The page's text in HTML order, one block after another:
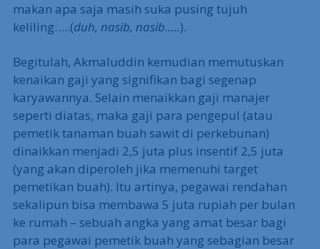
makan apa saja masih suka pusing tujuh
keliling…..(duh, nasib, nasib…..).
Begitulah, Akmaluddin kemudian memutuskan
kenaikan gaji yang signifikan bagi segenap
karyawannya. Selain menaikkan gaji manajer
seperti diatas, maka gaji para pengepul (atau
pemetik tanaman buah sawit di perkebunan)
dinaikkan menjadi 2,5 juta plus insentif 2,5 juta
(yang akan diperoleh jika memenuhi target
pemetikan buah). Itu artinya, pegawai rendahan
sekalipun bisa membawa 5 juta rupiah per bulan
ke rumah – sebuah angka yang amat besar bagi
para pegawai pemetik buah yang sebagian besar